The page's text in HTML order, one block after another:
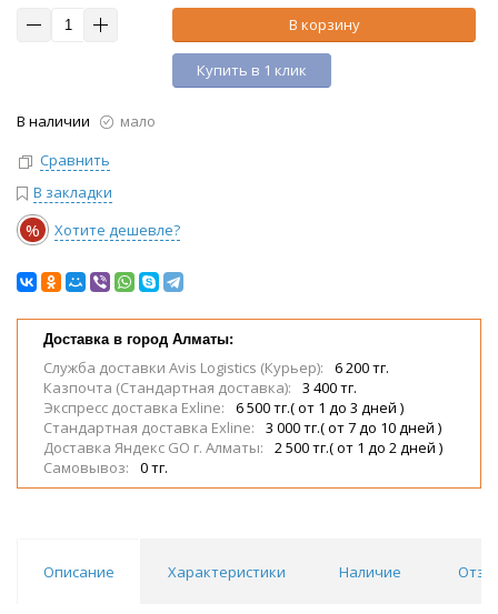
В корзину
Купить в 1 клик
В наличии
мало
Сравнить
В закладки
% Хотите дешевле?
Доставка в город Алматы:
Служба доставки Avis Logistics (Курьер):
6 200 тг.
Казпочта (Стандартная доставка):
3 400 тг.
Экспресс доставка Exline:
6 500 тг.( от 1 до 3 дней )
Стандартная доставка Exline:
3 000 тг.( от 7 до 10 дней )
Доставка Яндекс GO г. Алматы:
2 500 тг.( от 1 до 2 дней )
Самовывоз:
0 тг.
Описание Характеристики Наличие